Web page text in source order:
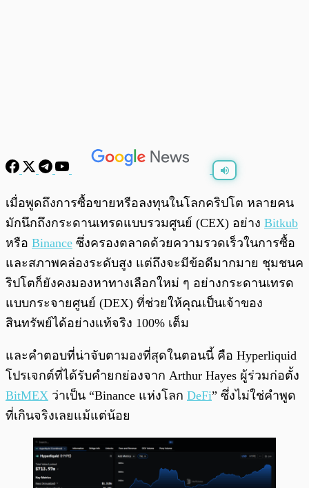
พร้อมเล่น 0:00
เมื่อพูดถึงการซื้อขายหรือลงทุนในโลกคริปโต หลายคน
มักนึกถึงกระดานเทรดแบบรวมศูนย์ (CEX) อย่าง Bitkub
หรือ Binance ซึ่งครองตลาดด้วยความรวดเร็วในการซื้อ
และสภาพคล่องระดับสูง แต่ถึงจะมีข้อดีมากมาย ชุมชนค
ริปโตก็ยังคงมองหาทางเลือกใหม่ ๆ อย่างกระดานเทรด
แบบกระจายศูนย์ (DEX) ที่ช่วยให้คุณเป็นเจ้าของ
สินทรัพย์ได้อย่างแท้จริง 100% เต็ม
และคำตอบที่น่าจับตามองที่สุดในตอนนี้ คือ Hyperliquid
โปรเจกต์ที่ได้รับคำยกย่องจาก Arthur Hayes ผู้ร่วมก่อตั้ง
BitMEX ว่าเป็น “Binance แห่งโลก DeFi” ซึ่งไม่ใช่คำพูด
ที่เกินจริงเลยแม้แต่น้อย